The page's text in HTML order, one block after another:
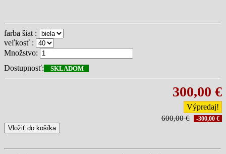
farba šiat :
veľkosť :
Množstvo:
Dostupnosť:
SKLADOM
300,00 €
Výpredaj!
600,00 € -300,00 €
Vložiť do košíka